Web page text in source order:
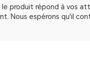
le produit répond à vos
Nous espérons qu'il